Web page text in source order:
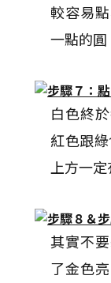
較容易
一點的圓
白色終
紅色跟
上方一
其實不
了金色